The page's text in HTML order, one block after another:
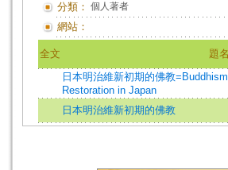
分類： 個人著者
網站：
全文
題名
日本明治維新初期的佛教
Restoration in Japan
日本明治維新初期的佛教